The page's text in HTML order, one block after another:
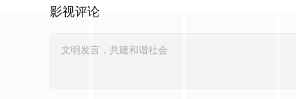
影视评论